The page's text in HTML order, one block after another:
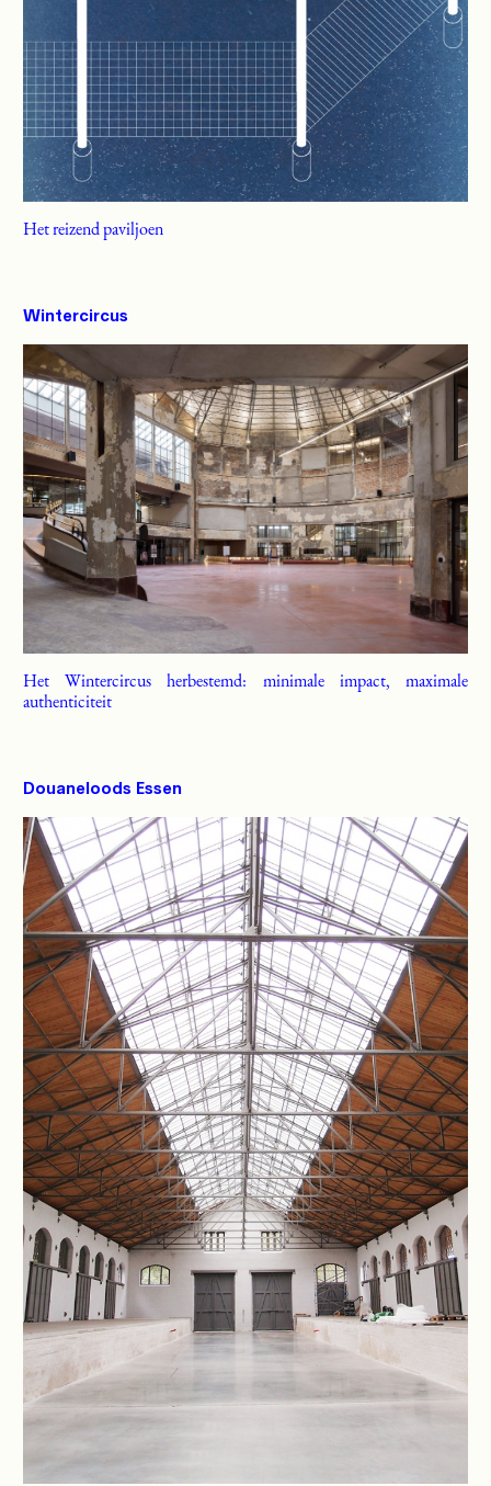
Het reizend paviljoen
Wintercircus
Het Wintercircus herbestemd: minimale impact, maximale
authenticiteit
Douaneloods Essen